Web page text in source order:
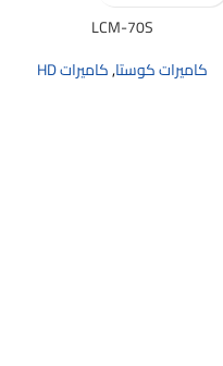
LCM-70S
كاميرات كوستا,كاميرات HD